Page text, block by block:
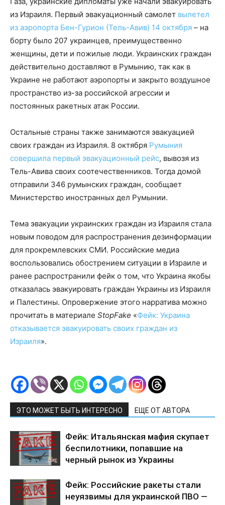
из Израиля. Первый эвакуационный самолет вылетел
из аэропорта Бен-Гурион (Тель-Авив) 14 октября – на
борту было 207 украинцев, преимущественно
женщины, дети и пожилые люди. Украинских граждан
действительно доставляют в Румынию, так как в
Украине не работают аэропорты и закрыто воздушное
пространство из-за российской агрессии и
постоянных ракетных атак России.
Остальные страны также занимаются эвакуацией
своих граждан из Израиля. 8 октября Румыния
совершила первый эвакуационный рейс, вывозя из
Тель-Авива своих соотечественников. Тогда домой
отправили 346 румынских граждан, сообщает
Министерство иностранных дел Румынии.
Тема эвакуации украинских граждан из Израиля стала
новым поводом для распространения дезинформации
для прокремлевских СМИ. Российские медиа
воспользовались обострением ситуации в Израиле и
ранее распространили фейк о том, что Украина якобы
отказалась эвакуировать граждан Украины из Израиля
и Палестины. Опровержение этого нарратива можно
прочитать в материале StopFake «Фейк: Украина
отказывается эвакуировать своих граждан из
Израиля».
ЭТО МОЖЕТ БЫТЬ ИНТЕРЕСНО ЕЩЕ ОТ АВТОРА
Фейк: Итальянская мафия скупает
беспилотники, попавшие на
черный рынок из Украины
Фейк: Российские ракеты стали
неуязвимы для украинской ПВО —